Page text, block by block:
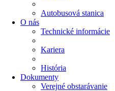
Autobusová stanica
O nás
Technické informácie
Kariera
História
Dokumenty
Verejné obstarávanie